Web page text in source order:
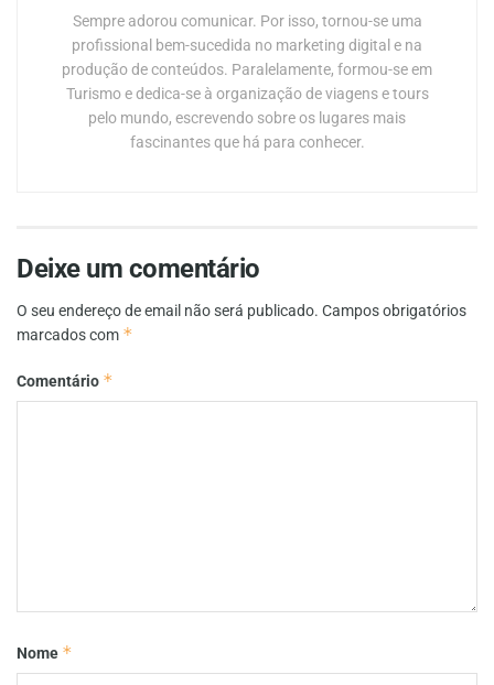
Sempre adorou comunicar. Por isso, tornou-se uma
profissional bem-sucedida no marketing digital e na
produção de conteúdos. Paralelamente, formou-se em
Turismo e dedica-se à organização de viagens e tours
pelo mundo, escrevendo sobre os lugares mais
fascinantes que há para conhecer.
Deixe um comentário
O seu endereço de email não será publicado. Campos obrigatórios
marcados com *
Comentário *
Nome *